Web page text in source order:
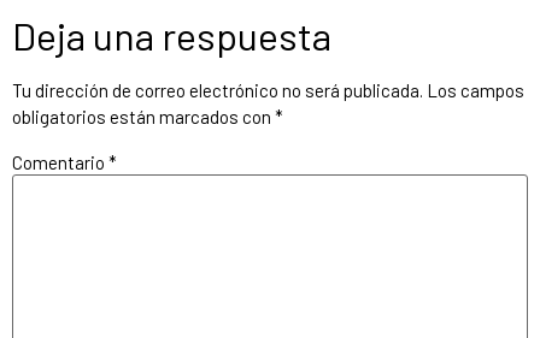
Deja una respuesta
Tu dirección de correo electrónico no será publicada. Los campos
obligatorios están marcados con *
Comentario *